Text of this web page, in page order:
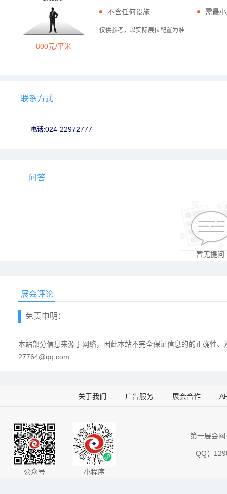
800元/平米
不含任何设施
需最
仅供参考，以实际展位配置为准
联系方式
电话:024-22972777
问答
暂无提问
展会评论
免责申明：
本站部分信息来源于网络，因此本站不完全保证信息的的正确性
27764@qq.com
关于我们 广告服务 展会合作
公众号 小程序
第一展会
QQ：